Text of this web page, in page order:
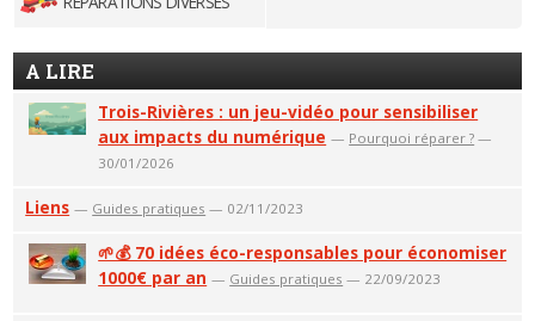
A LIRE
Trois-Rivières : un jeu-vidéo pour sensibiliser
aux impacts du numérique — Pourquoi réparer ? —
30/01/2026
Liens — Guides pratiques — 02/11/2023
🌱💰 70 idées éco-responsables pour économiser
1000€ par an — Guides pratiques — 22/09/2023